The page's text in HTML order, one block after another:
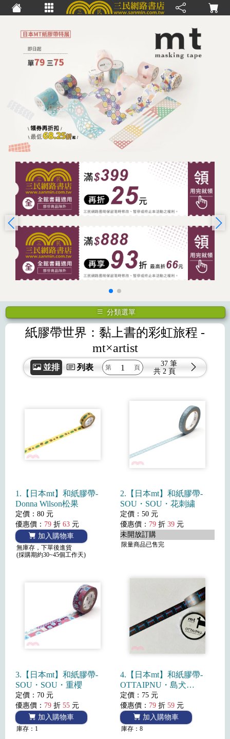
分類選單
紙膠帶世界：黏上書的彩虹旅程 -
mt×artist
並排 列表 共
37 筆
2 頁
1.【日本mt】和紙膠帶-
Donna Wilson松果
定價：80 元
優惠價： 79 折 63 元
加入購物車
無庫存，下單後進貨
(採購期約30~45個工作天)
2.【日本mt】和紙膠帶-
SOU・SOU・花刺繍
定價：50 元
優惠價： 79 折 39 元
未開放訂購
限量商品已售完
3.【日本mt】和紙膠帶-
SOU・SOU・重櫻
定價：70 元
優惠價： 79 折 55 元
加入購物車
庫存：1
4.【日本mt】和紙膠帶-
OTTAIPNU・島犬
(2022SS)
定價：75 元
優惠價： 79 折 59 元
加入購物車
庫存：8